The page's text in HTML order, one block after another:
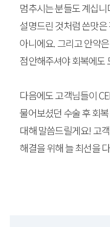
멈추시는 분들도 계십
설명드린 것처럼 쓴맛
아니에요. 그리고 안약
점안해주셔야 회복에도
다음에도 고객님들이
물어보셨던 수술 후 회
대해 말씀드릴게요! 고
해결을 위해 늘 최선을